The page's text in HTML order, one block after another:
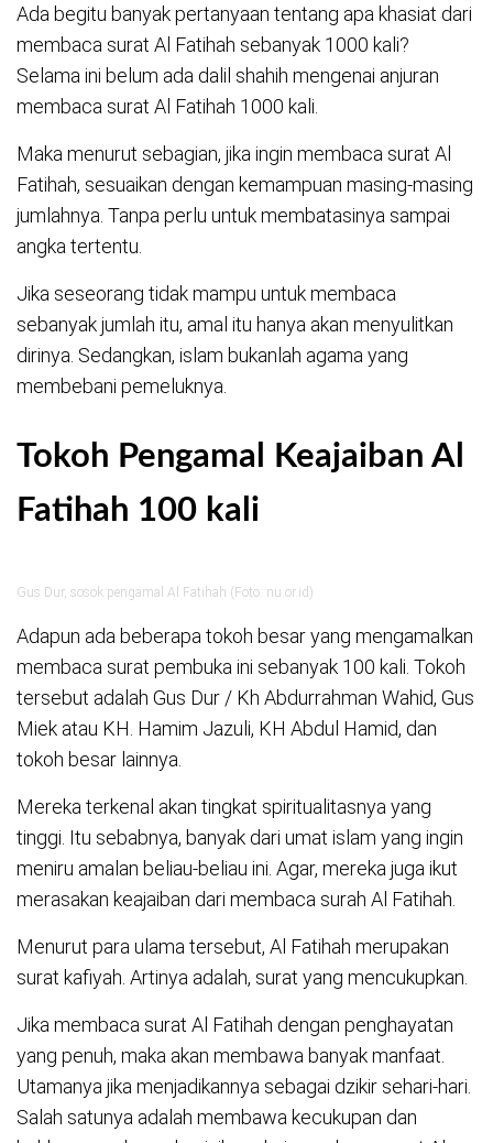
Ada begitu banyak pertanyaan tentang apa khasiat dari
membaca surat Al Fatihah sebanyak 1000 kali?
Selama ini belum ada dalil shahih mengenai anjuran
membaca surat Al Fatihah 1000 kali.
Maka menurut sebagian, jika ingin membaca surat Al
Fatihah, sesuaikan dengan kemampuan masing-masing
jumlahnya. Tanpa perlu untuk membatasinya sampai
angka tertentu.
Jika seseorang tidak mampu untuk membaca
sebanyak jumlah itu, amal itu hanya akan menyulitkan
dirinya. Sedangkan, islam bukanlah agama yang
membebani pemeluknya.
Tokoh Pengamal Keajaiban Al
Fatihah 100 kali
Gus Dur, sosok pengamal Al Fatihah (Foto: nu.or.id)
Adapun ada beberapa tokoh besar yang mengamalkan
membaca surat pembuka ini sebanyak 100 kali. Tokoh
tersebut adalah Gus Dur / Kh Abdurrahman Wahid, Gus
Miek atau KH. Hamim Jazuli, KH Abdul Hamid, dan
tokoh besar lainnya.
Mereka terkenal akan tingkat spiritualitasnya yang
tinggi. Itu sebabnya, banyak dari umat islam yang ingin
meniru amalan beliau-beliau ini. Agar, mereka juga ikut
merasakan keajaiban dari membaca surah Al Fatihah.
Menurut para ulama tersebut, Al Fatihah merupakan
surat kafiyah. Artinya adalah, surat yang mencukupkan.
Jika membaca surat Al Fatihah dengan penghayatan
yang penuh, maka akan membawa banyak manfaat.
Utamanya jika menjadikannya sebagai dzikir sehari-hari.
Salah satunya adalah membawa kecukupan dan